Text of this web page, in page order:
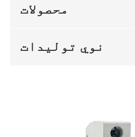
محصولات
نوي تولیدات